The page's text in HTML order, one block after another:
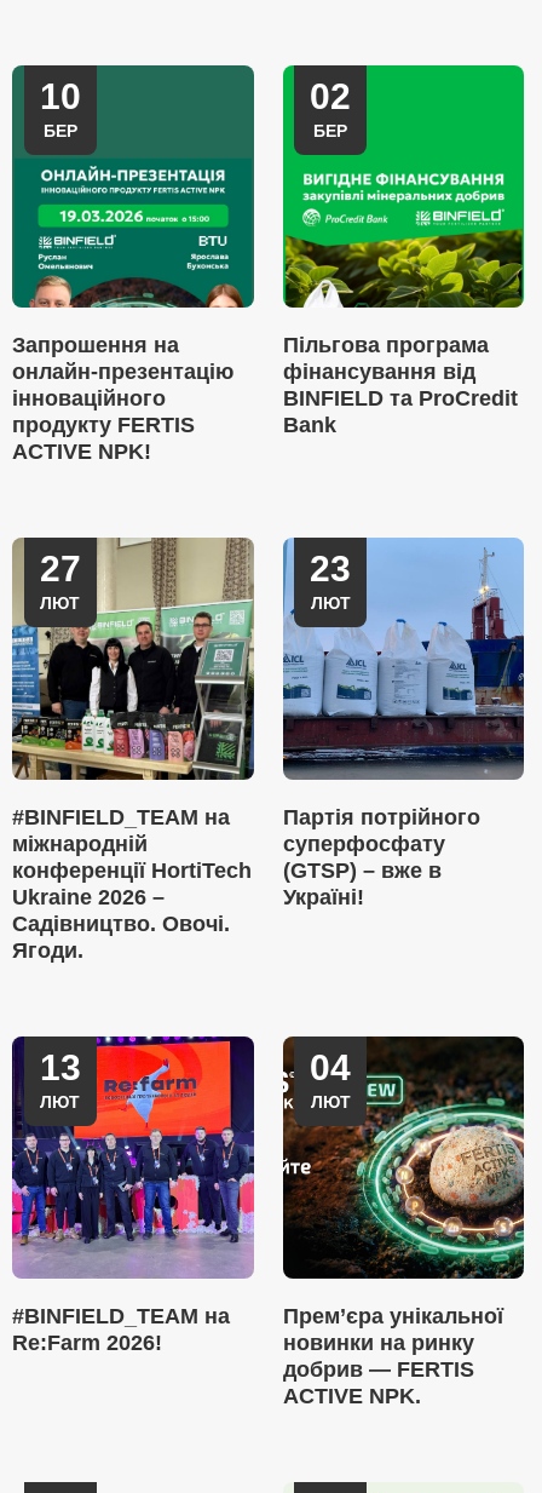
10
БЕР
Запрошення на
онлайн-презентацію
інноваційного
продукту FERTIS
ACTIVE NPK!
02
БЕР
Пільгова програма
фінансування від
BINFIELD та ProCredit
Bank
27
ЛЮТ
#BINFIELD_TEAM на
міжнародній
конференції HortiTech
Ukraine 2026 –
Садівництво. Овочі.
Ягоди.
23
ЛЮТ
Партія потрійного
суперфосфату
(GTSP) – вже в
Україні!
13
ЛЮТ
#BINFIELD_TEAM на
Re:Farm 2026!
04
ЛЮТ
Прем’єра унікальної
новинки на ринку
добрив — FERTIS
ACTIVE NPK.